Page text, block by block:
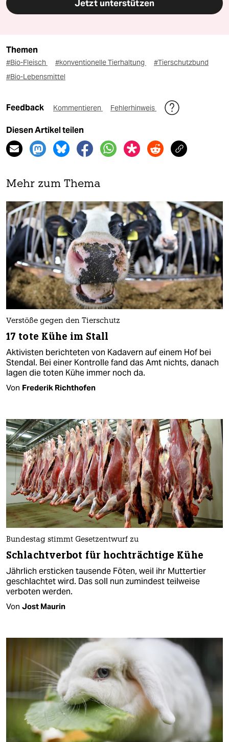
Jetzt unterstützen
Themen
#Bio-Fleisch #konventionelle Tierhaltung
#Tierschutzbund
#Bio-Lebensmittel
Feedback Kommentieren Fehlerhinweis
Diesen Artikel teilen
Mehr zum Thema
Verstöße gegen den Tierschutz
17 tote Kühe im Stall
Aktivisten berichteten von Kadavern auf einem Hof bei
Stendal. Bei einer Kontrolle fand das Amt nichts, danach
lagen die toten Kühe immer noch da.
Von Frederik Richthofen
Bundestag stimmt Gesetzentwurf zu
Schlachtverbot für hochträchtige Kühe
Jährlich ersticken tausende Föten, weil ihr Muttertier
geschlachtet wird. Das soll nun zumindest teilweise
verboten werden.
Von Jost Maurin